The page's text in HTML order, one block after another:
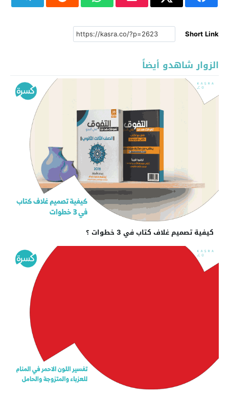
Short Link
الزوار شاهدو أيضاً
كيفية تصميم غلاف كتاب في 3 خطوات ؟